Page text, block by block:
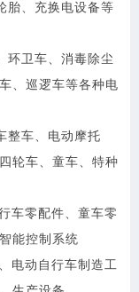
胎、充换电设备等
环卫车、消毒除尘
、巡逻车等各种电
整车、电动摩托
轮车、童车、特种
车零配件、童车零
能控制系统
电动自行车制造工